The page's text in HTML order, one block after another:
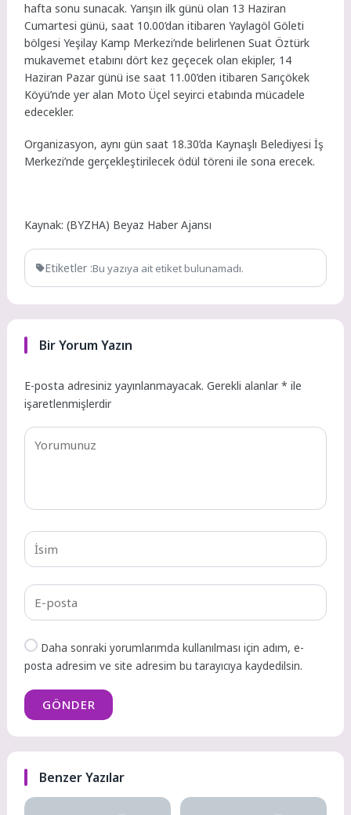
hafta sonu sunacak. Yarışın ilk günü olan 13 Haziran
Cumartesi günü, saat 10.00’dan itibaren Yaylagöl Göleti
bölgesi Yeşilay Kamp Merkezi’nde belirlenen Suat Öztürk
mukavemet etabını dört kez geçecek olan ekipler, 14
Haziran Pazar günü ise saat 11.00’den itibaren Sarıçökek
Köyü’nde yer alan Moto Üçel seyirci etabında mücadele
edecekler.
Organizasyon, aynı gün saat 18.30’da Kaynaşlı Belediyesi İş
Merkezi’nde gerçekleştirilecek ödül töreni ile sona erecek.
Kaynak: (BYZHA) Beyaz Haber Ajansı
Etiketler :Bu yazıya ait etiket bulunamadı.
Bir Yorum Yazın
E-posta adresiniz yayınlanmayacak. Gerekli alanlar* ile
işaretlenmişlerdir
Daha sonraki yorumlarımda kullanılması için adım, e-
posta adresim ve site adresim bu tarayıcıya kaydedilsin.
GÖNDER
Benzer Yazılar